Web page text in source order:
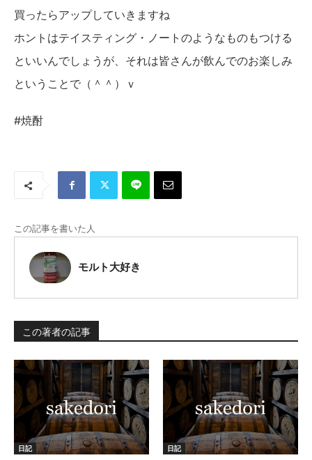
買ったらアップしていきますね
ホントはテイスティング・ノートのようなものもつける
といいんでしょうが、それは皆さんが飲んでのお楽しみ
ということで（＾＾）ｖ
#焼酎
この記事を書いた人
モルト大好き
この著者の記事
日記
日記